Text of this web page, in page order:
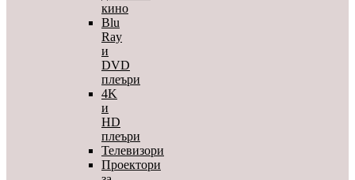
кино
Blu
Ray
и
DVD
плеъри
4K
и
HD
плеъри
Телевизори
Проектори